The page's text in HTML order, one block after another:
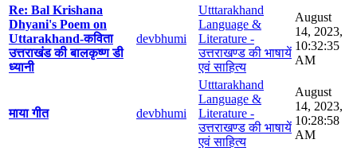
Re: Bal Krishana
Dhyani's Poem on
Uttarakhand-कविता
उत्तराखंड की बालकृष्ण डी
ध्यानी
devbhumi
Utttarakhand
Language &
Literature -
उत्तराखण्ड की भाषायें
एवं साहित्य
August
14, 2023,
10:32:35
AM
माया गीत devbhumi
Utttarakhand
Language &
Literature -
उत्तराखण्ड की भाषायें
एवं साहित्य
August
14, 2023,
10:28:58
AM